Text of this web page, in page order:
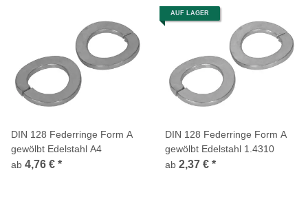
DIN 128 Federringe Form A
gewölbt Edelstahl A4
ab 4,76 € *
AUF LAGER
DIN 128 Federringe Form A
gewölbt Edelstahl 1.4310
ab 2,37 € *